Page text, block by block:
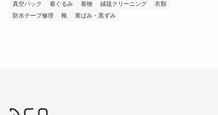
真空パック
着ぐるみ 着物 絨毯クリーニング
衣類
防水テープ修理
靴 黄ばみ・黒ずみ